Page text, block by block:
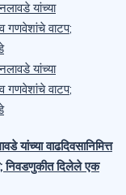
यांच्या वाढदिवसानिमित्त
निवडणुकीत दिलेले एक